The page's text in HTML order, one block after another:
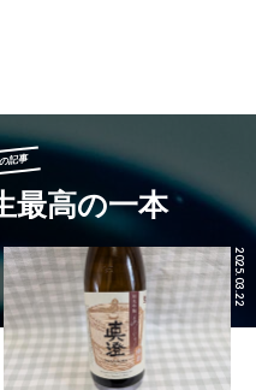
記事
最高の一本
2025.03.22